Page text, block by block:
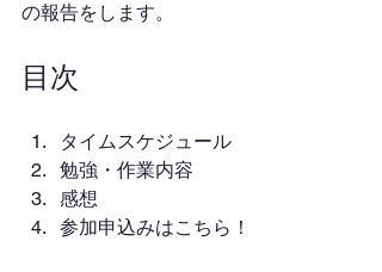
の報告をします。
目次
タイムスケジュール
勉強・作業内容
感想
参加申込みはこちら！